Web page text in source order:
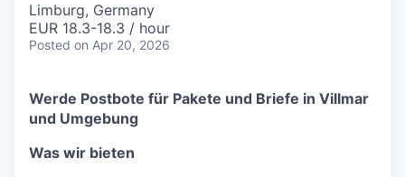
Limburg, Germany
EUR 18.3-18.3 / hour
Posted on Apr 20, 2026
Werde Postbote für Pakete und Briefe in Villmar
und Umgebung
Was wir bieten